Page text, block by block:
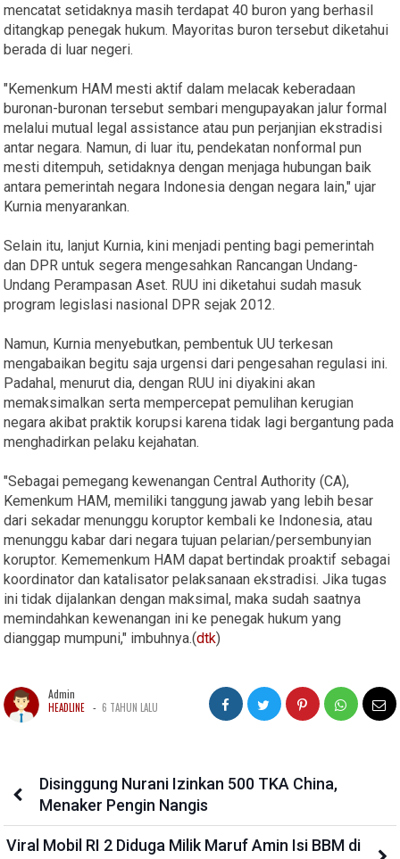
mencatat setidaknya masih terdapat 40 buron yang berhasil
ditangkap penegak hukum. Mayoritas buron tersebut diketahui
berada di luar negeri.
"Kemenkum HAM mesti aktif dalam melacak keberadaan
buronan-buronan tersebut sembari mengupayakan jalur formal
melalui mutual legal assistance atau pun perjanjian ekstradisi
antar negara. Namun, di luar itu, pendekatan nonformal pun
mesti ditempuh, setidaknya dengan menjaga hubungan baik
antara pemerintah negara Indonesia dengan negara lain," ujar
Kurnia menyarankan.
Selain itu, lanjut Kurnia, kini menjadi penting bagi pemerintah
dan DPR untuk segera mengesahkan Rancangan Undang-
Undang Perampasan Aset. RUU ini diketahui sudah masuk
program legislasi nasional DPR sejak 2012.
Namun, Kurnia menyebutkan, pembentuk UU terkesan
mengabaikan begitu saja urgensi dari pengesahan regulasi ini.
Padahal, menurut dia, dengan RUU ini diyakini akan
memaksimalkan serta mempercepat pemulihan kerugian
negara akibat praktik korupsi karena tidak lagi bergantung pada
menghadirkan pelaku kejahatan.
"Sebagai pemegang kewenangan Central Authority (CA),
Kemenkum HAM, memiliki tanggung jawab yang lebih besar
dari sekadar menunggu koruptor kembali ke Indonesia, atau
menunggu kabar dari negara tujuan pelarian/persembunyian
koruptor. Kememenkum HAM dapat bertindak proaktif sebagai
koordinator dan katalisator pelaksanaan ekstradisi. Jika tugas
ini tidak dijalankan dengan maksimal, maka sudah saatnya
memindahkan kewenangan ini ke penegak hukum yang
dianggap mumpuni," imbuhnya.(dtk)
Admin
HEADLINE - 6 TAHUN LALU
Disinggung Nurani Izinkan 500 TKA China,
Menaker Pengin Nangis
Viral Mobil RI 2 Diduga Milik Maruf Amin Isi BBM di